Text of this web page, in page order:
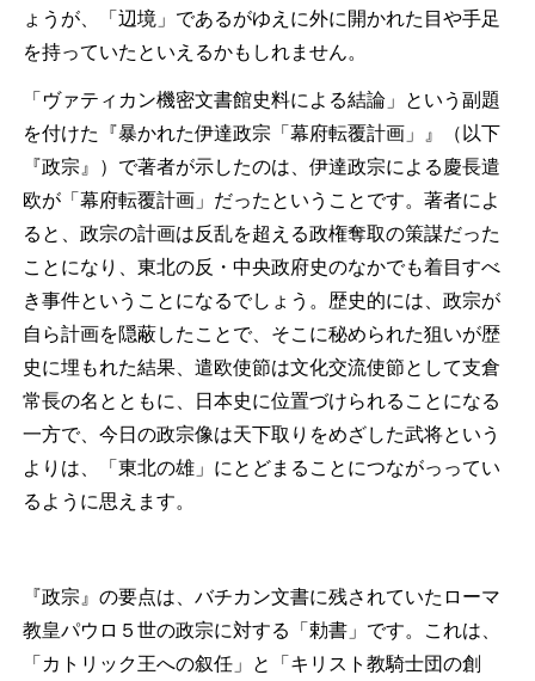
ょうが、「辺境」であるがゆえに外に開かれた目や手足
を持っていたといえるかもしれません。
「ヴァティカン機密文書館史料による結論」という副題
を付けた『暴かれた伊達政宗「幕府転覆計画」』（以下
『政宗』）で著者が示したのは、伊達政宗による慶長遣
欧が「幕府転覆計画」だったということです。著者によ
ると、政宗の計画は反乱を超える政権奪取の策謀だった
ことになり、東北の反・中央政府史のなかでも着目すべ
き事件ということになるでしょう。歴史的には、政宗が
自ら計画を隠蔽したことで、そこに秘められた狙いが歴
史に埋もれた結果、遣欧使節は文化交流使節として支倉
常長の名とともに、日本史に位置づけられることになる
一方で、今日の政宗像は天下取りをめざした武将という
よりは、「東北の雄」にとどまることにつながっってい
るように思えます。
『政宗』の要点は、バチカン文書に残されていたローマ
教皇パウロ５世の政宗に対する「勅書」です。これは、
「カトリック王への叙任」と「キリスト教騎士団の創